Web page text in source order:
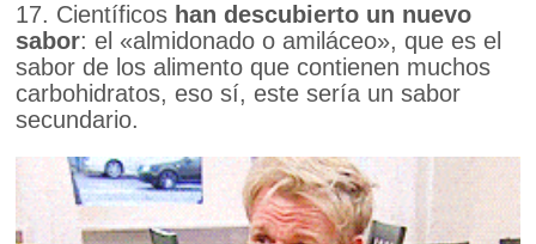
17. Científicos han descubierto un nuevo
sabor: el «almidonado o amiláceo», que es el
sabor de los alimento que contienen muchos
carbohidratos, eso sí, este sería un sabor
secundario.